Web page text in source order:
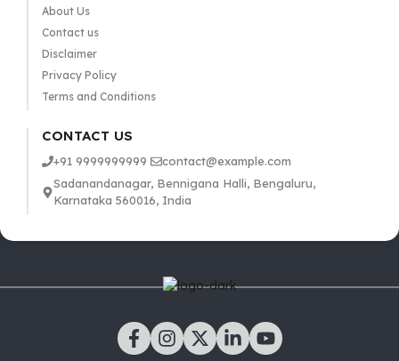
About Us
Contact us
Disclaimer
Privacy Policy
Terms and Conditions
CONTACT US
+91 9999999999
contact@example.com
Sadanandanagar, Bennigana Halli, Bengaluru,
Karnataka 560016, India